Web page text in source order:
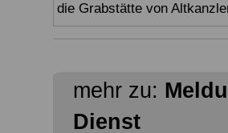
die Grabstätte von
mehr zu:
Dienst